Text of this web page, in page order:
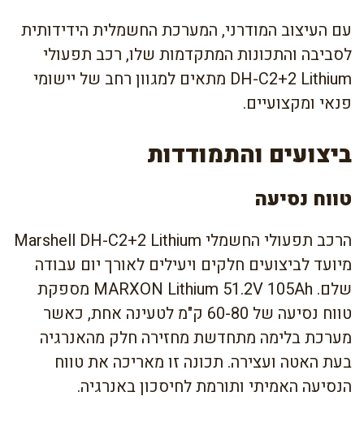
עם העיצוב המודרני, המערכת החשמלית הידידותית
לסביבה והתכונות המתקדמות שלו, רכב תפעולי
DH-C2+2 Lithium מתאים למגוון רחב של יישומי
פנאי ומקצועיים.
ביצועים והתמודדות
טווח נסיעה
הרכב תפעולי החשמלי Marshell DH-C2+2 Lithium
מיועד לביצועים חלקים ויעילים לאורך יום עבודה
שלם. MARXON Lithium 51.2V 105Ah מספקת
טווח נסיעה של 60-80 ק"מ לטעינה אחת, כאשר
מערכת בלימה מתחדשת מחזירה חלק מהאנרגיה
בעת האטה ועצירה. תכונה זו מאריכה את טווח
הנסיעה האמיתי ותורמת לחיסכון באנרגיה.